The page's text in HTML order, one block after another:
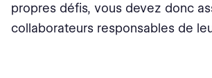
propres défis, vous devez donc
collaborateurs responsables de